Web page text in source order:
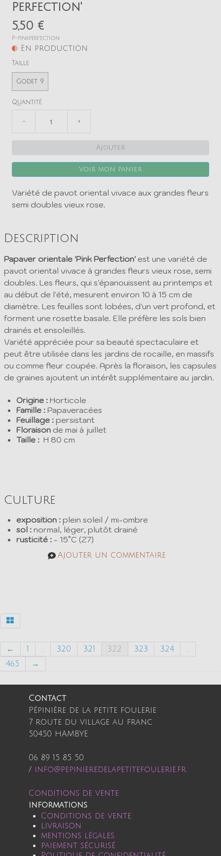
Perfection'
5,50 €
P-pinkperfection
En production
Taille
Godet 9
Quantité
− +
Ajouter
Voir mon panier
Variété de pavot oriental vivace aux grandes fleurs
semi doubles vieux rose.
Description
Papaver orientale 'Pink Perfection'est une variété de
pavot oriental vivace à grandes fleurs vieux rose, semi
doubles. Les fleurs, qui s'épanouissent au printemps et
au début de l'été, mesurent environ 10 à 15 cm de
diamètre. Les feuilles sont lobées, d'un vert profond, et
forment une rosette basale. Elle préfère les sols bien
drainés et ensoleillés.
Variété appréciée pour sa beauté spectaculaire et
peut être utilisée dans les jardins de rocaille, en massifs
ou comme fleur coupée. Après la floraison, les capsules
de graines ajoutent un intérêt supplémentaire au jardin.
Origine : Horticole
Famille : Papaveracées
Feuillage : persistant
Floraison de mai à juillet
Taille : H 80 cm
Culture
exposition : plein soleil / mi-ombre
sol : normal, léger, plutôt drainé
rusticité : - 15°C (Z7)
Ajouter un commentaire
← 1 ... 320 321 322 323 324
...
465
→
Contact
Pépinière de la petite foulerie
7 route du village au franc
50450 HAMBYE
06 89 15 85 50
/ info@pepinieredelapetitefoulerie.fr
Conditions de vente
informations
Conditions de vente
livraison
mentions légales
paiement sécurisé